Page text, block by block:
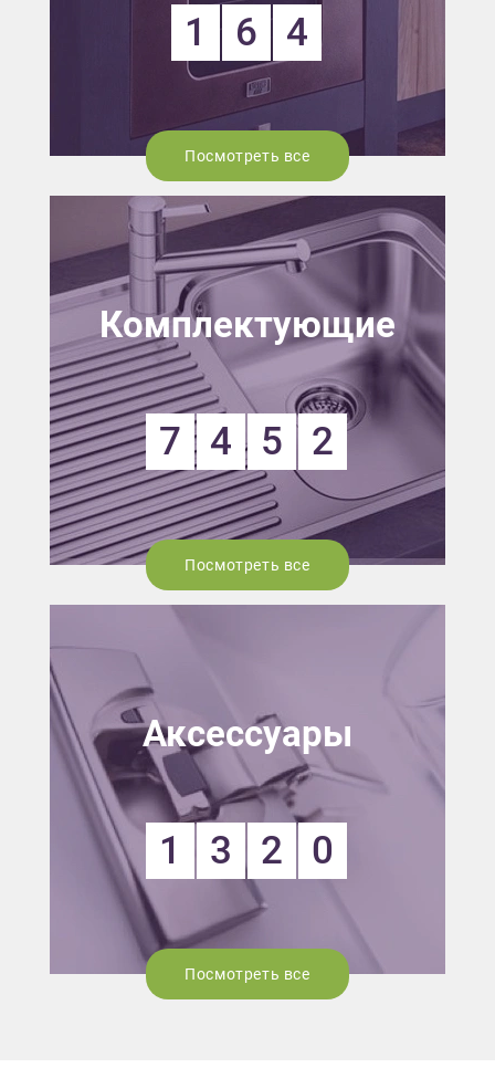
1 6 4
Посмотреть все
Комплектующие
7 4 5 2
Посмотреть все
Аксессуары
1 3 2 0
Посмотреть все